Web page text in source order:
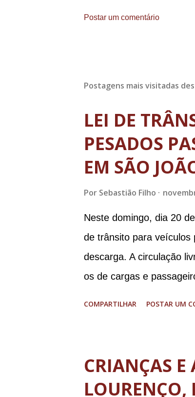
Postar um comentário
Postagens mais visitadas
LEI DE
PESADOS
EM SÃO
Por Sebastião Filho
Neste domingo, dia 20
de trânsito para veículos
descarga. A circulação
os de cargas e
cidade serão permitidas
de segunda a sexta
Nos domingos e
COMPARTILHAR POSTAR UM
CRIANÇAS E
LOURENÇO,